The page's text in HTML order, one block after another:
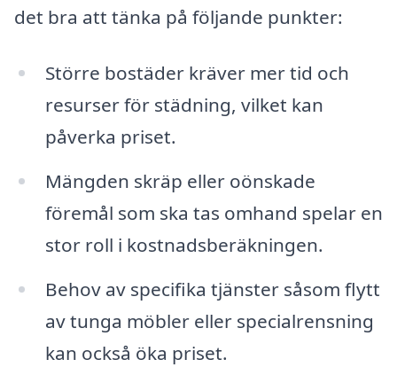
det bra att tänka på följande punkter:
Större bostäder kräver mer tid och
resurser för städning, vilket kan
påverka priset.
Mängden skräp eller oönskade
föremål som ska tas omhand spelar en
stor roll i kostnadsberäkningen.
Behov av specifika tjänster såsom flytt
av tunga möbler eller specialrensning
kan också öka priset.